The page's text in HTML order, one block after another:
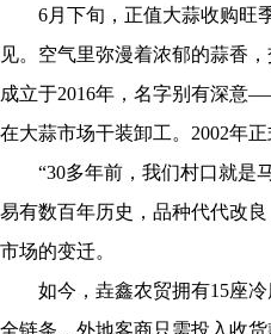
6月下旬，正值大蒜收购旺季
见。空气里弥漫着浓郁的蒜香
成立于2016年，名字别有深意
在大蒜市场干装卸工。2002年
“30多年前，我们村口就是马
易有数百年历史，品种代代改
市场的变迁。
如今，垚鑫农贸拥有15座冷
全链条，外地客商只需投入收